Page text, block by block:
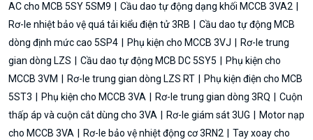
AC cho MCB 5SY 5SM9
Cầu dao tự động dạng khối MCCB 3VA2
Rơ-le nhiệt bảo vệ quá tải kiểu điện tử 3RB
Cầu dao tự động MCB
dòng định mức cao 5SP4
Phụ kiện cho MCCB 3VJ
Rơ-le trung
gian dòng LZS
Cầu dao tự động MCB DC 5SY5
Phụ kiện cho
MCCB 3VM
Rơ-le trung gian dòng LZS RT
Phụ kiện điện cho MCB
5ST3
Phụ kiện cho MCCB 3VA Rơ-le trung gian dòng 3RQ
Cuộn
thấp áp và cuộn cắt dùng cho 3VA
Rơ-le giám sát 3UG
Motor nạp
cho MCCB 3VA
Rơ-le bảo vệ nhiệt động cơ 3RN2
Tay xoay cho